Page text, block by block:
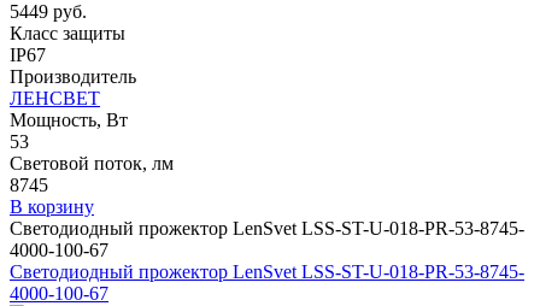
5449 руб.
Класс защиты
IP67
Производитель
ЛЕНСВЕТ
Мощность, Вт
53
Световой поток, лм
8745
В корзину
Светодиодный прожектор LenSvet LSS-ST-U-018-PR-53-8745-
4000-100-67
Светодиодный прожектор LenSvet LSS-ST-U-018-PR-53-8745-
4000-100-67